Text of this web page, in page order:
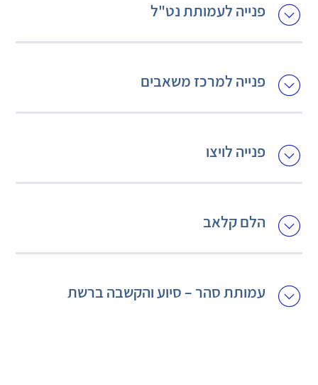
פנייה לעמותת נט"ל
פנייה למרכז משאבים
פנייה לויצו
הלם קלאב
עמותת סהר – סיוע והקשבה ברשת